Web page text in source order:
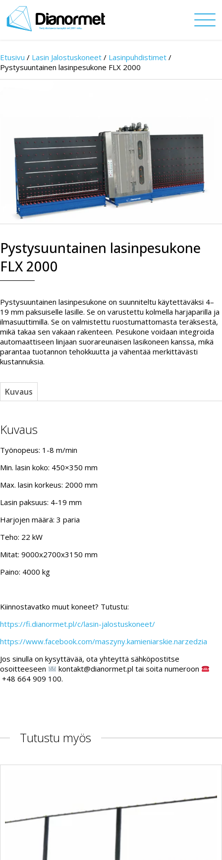
Etusivu / Lasin Jalostuskoneet / Lasinpuhdistimet /
Pystysuuntainen lasinpesukone FLX 2000
Pystysuuntainen lasinpesukone
FLX 2000
Pystysuuntainen lasinpesukone on suunniteltu käytettäväksi 4–
19 mm paksuiselle lasille. Se on varustettu kolmella harjaparilla ja
ilmasuuttimilla. Se on valmistettu ruostumattomasta teräksestä,
mikä takaa sen vakaan rakenteen. Pesukone voidaan integroida
automaattiseen linjaan suorareunaisen lasikoneen kanssa, mikä
parantaa tuotannon tehokkuutta ja vähentää merkittävästi
kustannuksia.
Kuvaus
Kuvaus
Työnopeus: 1-8 m/min
Min. lasin koko: 450×350 mm
Max. lasin korkeus: 2000 mm
Lasin paksuus: 4-19 mm
Harjojen määrä: 3 paria
Teho: 22 kW
Mitat: 9000x2700x3150 mm
Paino: 4000 kg
Kiinnostavatko muut koneet? Tutustu:
https://fi.dianormet.pl/c/lasin-jalostuskoneet/
https://www.facebook.com/maszyny.kamieniarskie.narzedzia
Jos sinulla on kysyttävää, ota yhteyttä sähköpostitse
osoitteeseen
kontakt@dianormet.pl tai soita numeroon
+48 664 909 100.
Tutustu myös